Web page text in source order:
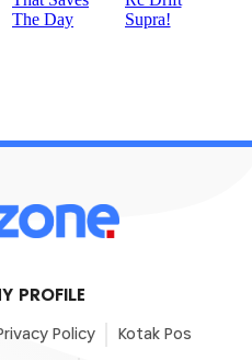
PROFILE
Policy Kotak Pos